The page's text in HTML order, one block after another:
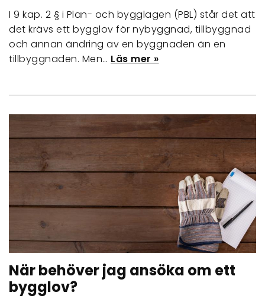
I 9 kap. 2 § i Plan- och bygglagen (PBL) står det att
det krävs ett bygglov för nybyggnad, tillbyggnad
och annan ändring av en byggnaden än en
tillbyggnaden. Men… Läs mer »
När behöver jag ansöka om ett
bygglov?